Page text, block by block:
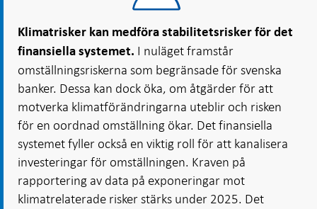
Klimatrisker kan medföra stabilitetsrisker för det
finansiella systemet. I nuläget framstår
omställningsriskerna som begränsade för svenska
banker. Dessa kan dock öka, om åtgärder för att
motverka klimatförändringarna uteblir och risken
för en oordnad omställning ökar. Det finansiella
systemet fyller också en viktig roll för att kanalisera
investeringar för omställningen. Kraven på
rapportering av data på exponeringar mot
klimatrelaterade risker stärks under 2025. Det